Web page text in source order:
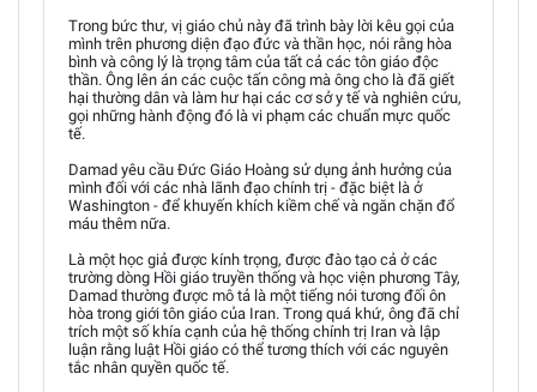
Trong bức thư, vị giáo chủ này đã trình bày lời kêu gọi của
mình trên phương diện đạo đức và thần học, nói rằng hòa
bình và công lý là trọng tâm của tất cả các tôn giáo độc
thần. Ông lên án các cuộc tấn công mà ông cho là đã giết
hại thường dân và làm hư hại các cơ sở y tế và nghiên cứu,
gọi những hành động đó là vi phạm các chuẩn mực quốc
tế.
Damad yêu cầu Đức Giáo Hoàng sử dụng ảnh hưởng của
mình đối với các nhà lãnh đạo chính trị - đặc biệt là ở
Washington - để khuyến khích kiềm chế và ngăn chặn đổ
máu thêm nữa.
Là một học giả được kính trọng, được đào tạo cả ở các
trường dòng Hồi giáo truyền thống và học viện phương Tây,
Damad thường được mô tả là một tiếng nói tương đối ôn
hòa trong giới tôn giáo của Iran. Trong quá khứ, ông đã chỉ
trích một số khía cạnh của hệ thống chính trị Iran và lập
luận rằng luật Hồi giáo có thể tương thích với các nguyên
tắc nhân quyền quốc tế.